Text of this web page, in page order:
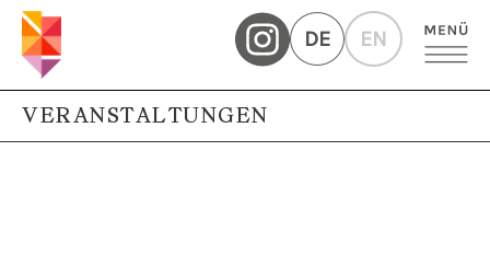
DE EN
VERANSTALTUNGEN